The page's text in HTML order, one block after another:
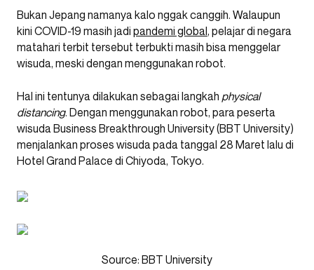
Bukan Jepang namanya kalo nggak canggih. Walaupun
kini COVID-19 masih jadi pandemi global, pelajar di negara
matahari terbit tersebut terbukti masih bisa menggelar
wisuda, meski dengan menggunakan robot.
Hal ini tentunya dilakukan sebagai langkah physical
distancing. Dengan menggunakan robot, para peserta
wisuda Business Breakthrough University (BBT University)
menjalankan proses wisuda pada tanggal 28 Maret lalu di
Hotel Grand Palace di Chiyoda, Tokyo.
Source: BBT University